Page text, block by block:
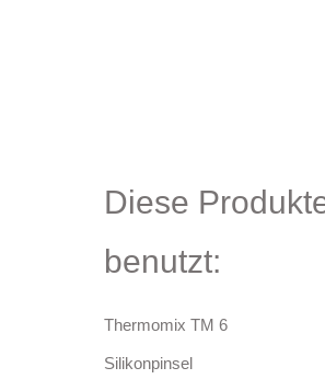
Diese
benutzt:
Thermomix TM 6
Silikonpinsel